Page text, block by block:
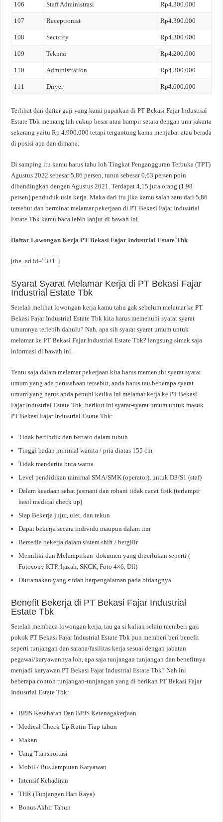
106 Staff Administrasi Rp4.300.000
107 Receptionist Rp4.300.000
108 Security Rp4.300.000
109 Teknisi Rp4.200.000
110 Administration Rp4.300.000
111 Driver Rp4.000.000
Terlihat dari daftar gaji yang kami paparkan di PT Bekasi Fajar Industrial
Estate Tbk memang lah cukup besar atau hampir setara dengan umr jakarta
sekarang yaitu Rp 4.900.000 tetapi tergantung kamu menjabat atau berada
di posisi apa dan dimana.
Di samping itu kamu harus tahu loh Tingkat Pengangguran Terbuka (TPT)
Agustus 2022 sebesar 5,86 persen, turun sebesar 0,63 persen poin
dibandingkan dengan Agustus 2021. Terdapat 4,15 juta orang (1,98
persen) penduduk usia kerja. Maka dari itu jika kamu salah satu dari 5,86
tersebut dan berminat melamar pekerjaan di PT Bekasi Fajar Industrial
Estate Tbk kamu baca lebih lanjut di bawah ini.
Daftar Lowongan Kerja PT Bekasi Fajar Industrial Estate Tbk
[the_ad id=”381″]
Syarat Syarat Melamar Kerja di PT Bekasi Fajar
Industrial Estate Tbk
Setelah melihat lowongan kerja kamu tahu gak sebelum melamar ke PT
Bekasi Fajar Industrial Estate Tbk kita harus memenuhi syarat syarat
umumnya terlebih dahulu? Nah, apa sih syarat syarat umum untuk
melamar ke PT Bekasi Fajar Industrial Estate Tbk? langsung simak saja
informasi di bawah ini.
Tentu saja dalam melamar pekerjaan kita harus memenuhi syarat syarat
umum yang ada perusahaan tersebut, anda harus tau beberapa syarat
umum yang harus anda penuhi ketika ini melamar kerja ke PT Bekasi
Fajar Industrial Estate Tbk, berikut ini syarat-syarat umum untuk masuk
PT Bekasi Fajar Industrial Estate Tbk:
Tidak bertindik dan bertato dalam tubuh
Tinggi badan minimal wanita / pria diatas 155 cm
Tidak menderita buta warna
Level pendidikan minimal SMA/SMK (operator), untuk D3/S1 (staf)
Dalam keadaan sehat jasmani dan rohani tidak cacat fisik (terlampir
hasil medical check up)
Siap Bekerja jujur, ulet, dan tekun
Dapat bekerja secara individu maupun dalam tim
Bersedia bekerja dalam sistem shift / bergilir
Memiliki dan Melampirkan dokumen yang diperlukan seperti (
Fotocopy KTP, Ijazah, SKCK, Foto 4×6, Dll)
Diutamakan yang sudah berpengalaman pada bidangnya
Benefit Bekerja di PT Bekasi Fajar Industrial
Estate Tbk
Setelah membaca lowongan kerja, tau ga si kalian selain memberi gaji
pokok PT Bekasi Fajar Industrial Estate Tbk pun memberi beri benefit
seperti tunjangan dan sarana/fasilitas kerja sesuai dengan jabatan
pegawai/karyawannya loh, apa saja tunjangan tunjangan dan benefitnya
menjadi karyawan PT Bekasi Fajar Industrial Estate Tbk? Nah ini
beberapa contoh tunjangan-tunjangan yang di berikan PT Bekasi Fajar
Industrial Estate Tbk:
BPJS Kesehatan Dan BPJS Ketenagakerjaan
Medical Check Up Rutin Tiap tahun
Makan
Uang Transportasi
Mobil / Bus Jemputan Karyawan
Intensif Kehadiran
THR (Tunjangan Hari Raya)
Bonus Akhir Tahun